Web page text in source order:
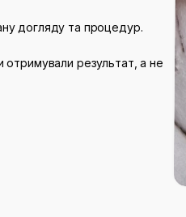
догляду та процедур.
отримували результат, а не